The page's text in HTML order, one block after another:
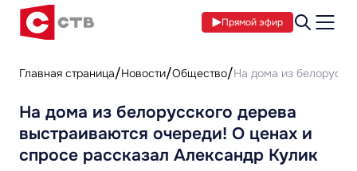
Прямой эфир
Главная страница Новости Общество На дома из
На дома из белорусского дерева
выстраиваются очереди! О ценах и
спросе рассказал Александр Кулик